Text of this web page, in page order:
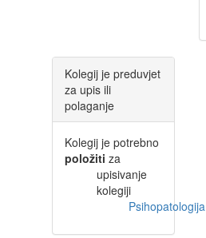
Kolegij je preduvjet
za upis ili
polaganje
Kolegij je potrebno
položiti za
upisivanje
kolegiji
Psihopatologija